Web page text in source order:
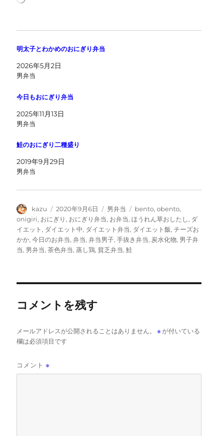
み
明太子とわかめのおにぎり弁当
2026年5月2日
男弁当
今日もおにぎり弁当
2025年11月13日
男弁当
鮭のおにぎり二種盛り
2019年9月29日
男弁当
投
稿
者
kazu
投
稿
日:
2020年9月6日
カ
テ
ゴ
リ
ー
男弁当
タ
グ
bento,obento,
onigiri, おにぎり, おにぎり弁当, お弁当,ほうれん草おしたし, ダ
イエット, ダイエット中, ダイエット弁当, ダイエット飯,チーズお
かか,今日のお弁当,弁当,弁当男子,手抜き弁当,炭水化物, 男子弁
当, 男弁当,茶色弁当,蒸し鶏,貧乏弁当,鮭
コメントを残す
メールアドレスが公開されることはありません。 ※が付いている
欄は必須項目です
コメント※